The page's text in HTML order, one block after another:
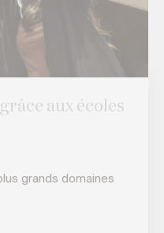
aux écoles
grands domaines